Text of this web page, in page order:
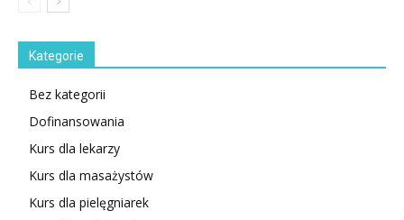
Kategorie
Bez kategorii
Dofinansowania
Kurs dla lekarzy
Kurs dla masażystów
Kurs dla pielęgniarek